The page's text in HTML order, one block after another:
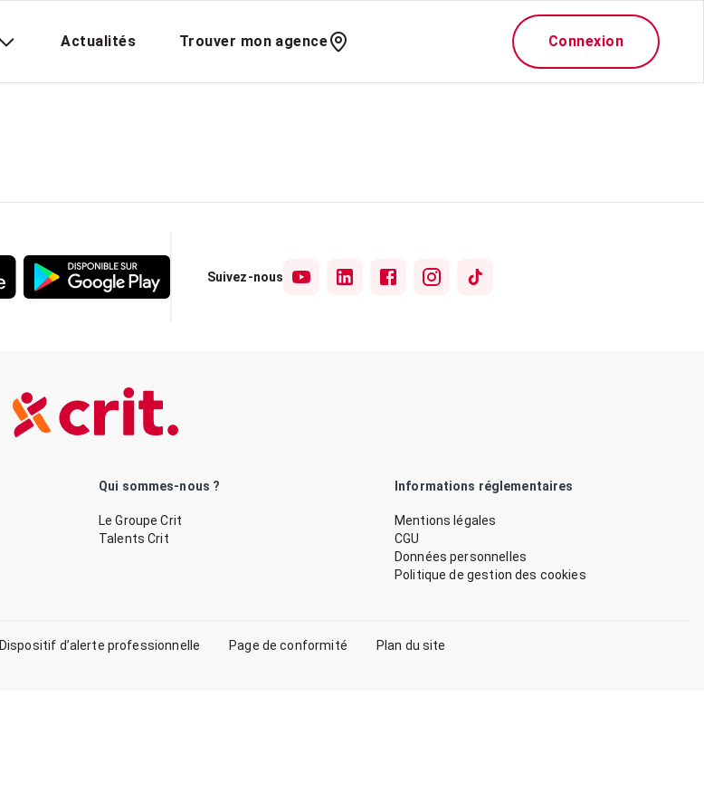
Actualités Trouver mon agence Connexion
Suivez-nous
Qui sommes-nous ?
Le Groupe Crit
Talents Crit
Informations réglementaires
Mentions légales
CGU
Données personnelles
Politique de gestion des cookies
Dispositif d’alerte professionnelle Page de conformité Plan du site